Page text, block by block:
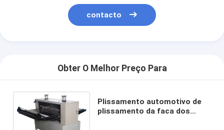
contacto
Obter O Melhor Preço Para
Plissamento automotivo de
plissamento da faca dos